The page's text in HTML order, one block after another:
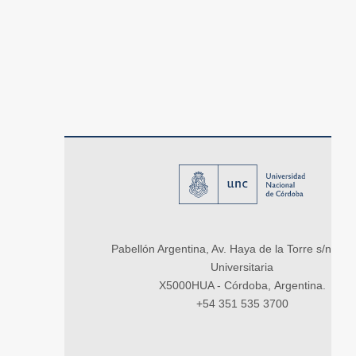
Pabellón Argentina, Av. Haya de la Torre s/n,
Universitaria
X5000HUA - Córdoba, Argentina.
+54 351 535 3700